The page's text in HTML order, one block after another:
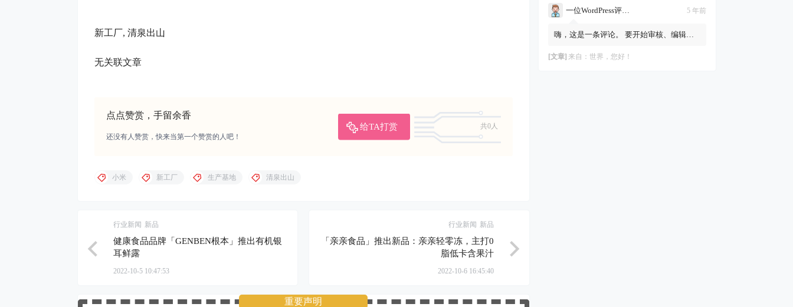
新工厂, 清泉出山
无关联文章
点点赞赏，手留余香
给TA打赏
共0人
还没有人赞赏，快来当第一个赞赏的人吧！
小米 新工厂 生产基地 清泉出山
行业新闻 新品
健康食品品牌「GENBEN根本」推出有机银
耳鲜露
2022-10-5 10:47:53
行业新闻 新品
「亲亲食品」推出新品：亲亲轻零冻，主打0
脂低卡含果汁
2022-10-6 16:45:40
重要声明
一位WordPress评论者 5 年前
嗨，这是一条评论。 要开始审核、编辑及
评论者头像来自Gravatar。
[文章] 来自： 世界，您好！